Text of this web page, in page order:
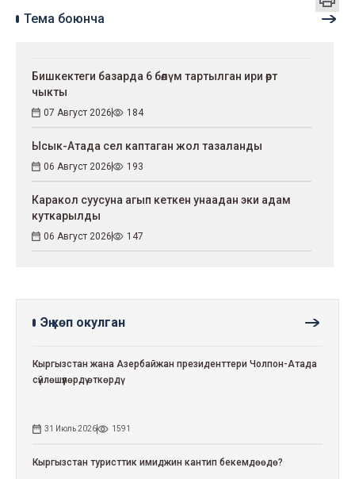
Тема боюнча
Бишкектеги базарда 6 бөлүм тартылган ири өрт
чыкты
07 Август 2026 184
Ысык-Атада сел каптаган жол тазаланды
06 Август 2026 193
Каракол суусуна агып кеткен унаадан эки адам
куткарылды
06 Август 2026 147
Эң көп окулган
Кыргызстан жана Азербайжан президенттери Чолпон-Атада
сүйлөшүүлөрдү өткөрдү
31 Июль 2026 1591
Кыргызстан туристтик имиджин кантип бекемдөөдө?